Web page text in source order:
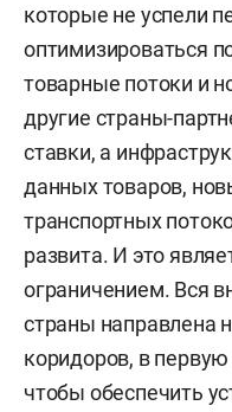
которые не успели
оптимизироваться
товарные потоки и
другие страны-
ставки, а
данных товаров,
транспортных
развита. И это
ограничением. Вся
страны направлена
коридоров, в
чтобы обеспечить